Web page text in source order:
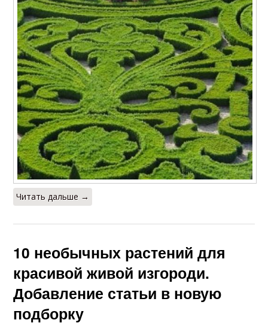
Читать дальше →
10 необычных растений для
красивой живой изгороди.
Добавление статьи в новую
подборку